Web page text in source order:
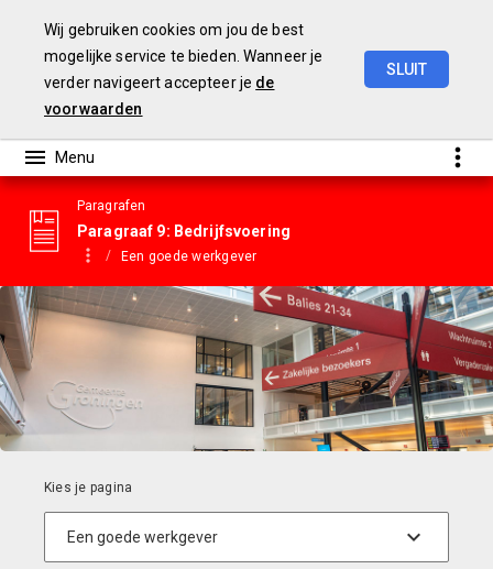
Wij gebruiken cookies om jou de best
mogelijke service te bieden. Wanneer je
verder navigeert accepteer je de
voorwaarden
SLUIT
Paragrafen
Paragraaf 9: Bedrijfsvoering
Een goede werkgever